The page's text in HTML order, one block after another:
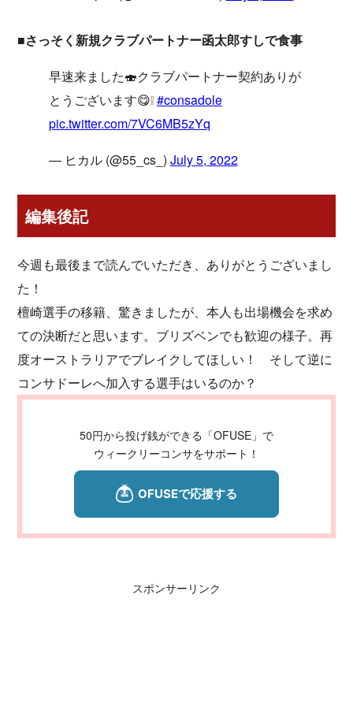
■さっそく新規クラブパートナー函太郎すしで食事
早速来ました🍣クラブパートナー契約ありが
とうございます😋❕#consadole
pic.twitter.com/7VC6MB5zYq
— ヒカル (@55_cs_) July 5, 2022
編集後記
今週も最後まで読んでいただき、ありがとうございまし
た！
檀崎選手の移籍、驚きましたが、本人も出場機会を求め
ての決断だと思います。ブリズベンでも歓迎の様子。再
度オーストラリアでブレイクしてほしい！ そして逆に
コンサドーレへ加入する選手はいるのか？
50円から投げ銭ができる「OFUSE」で
ウィークリーコンサをサポート！
スポンサーリンク